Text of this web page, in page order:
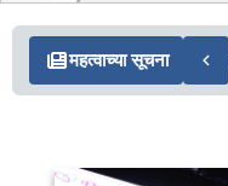
महत्वाच्या सूचना